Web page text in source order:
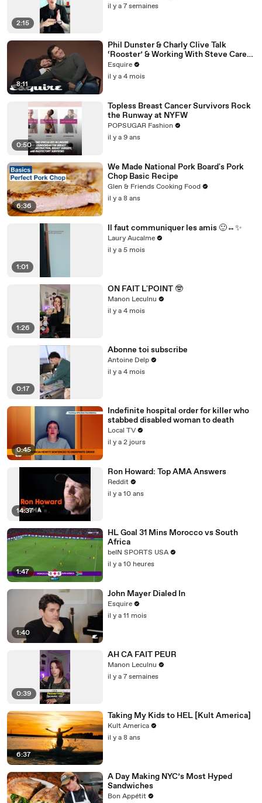
2:15
il y a 7 semaines
8:11
Phil Dunster & Charly Clive Talk
‘Rooster’ & Working With Steve Carell
| Inquiring Minds | Esquire
Esquire
il y a 4 mois
0:50
Topless Breast Cancer Survivors Rock
the Runway at NYFW
POPSUGAR Fashion
il y a 9 ans
6:36
We Made National Pork Board's Pork
Chop Basic Recipe
Glen & Friends Cooking Food
il y a 8 ans
1:01
Il faut communiquer les amis 🙂‍↔️✨
Laury Aucalme
il y a 5 mois
1:26
ON FAIT L'POINT 🤓
Manon Leculnu
il y a 4 mois
0:17
Abonne toi subscribe
Antoine Delp
il y a 4 mois
0:45
Indefinite hospital order for killer who
stabbed disabled woman to death
Local TV
il y a 2 jours
14:37
Ron Howard: Top AMA Answers
Reddit
il y a 10 ans
1:47
HL Goal 31 Mins Morocco vs South
Africa
beIN SPORTS USA
il y a 10 heures
1:40
John Mayer Dialed In
Esquire
il y a 11 mois
0:39
AH CA FAIT PEUR
Manon Leculnu
il y a 7 semaines
6:37
Taking My Kids to HEL [Kult America]
Kult America
il y a 8 ans
A Day Making NYC’s Most Hyped
Sandwiches
Bon Appétit